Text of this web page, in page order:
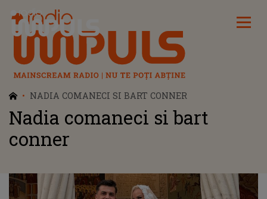
Radio Impuls
NADIA COMANECI SI BART CONNER
Nadia comaneci si bart
conner